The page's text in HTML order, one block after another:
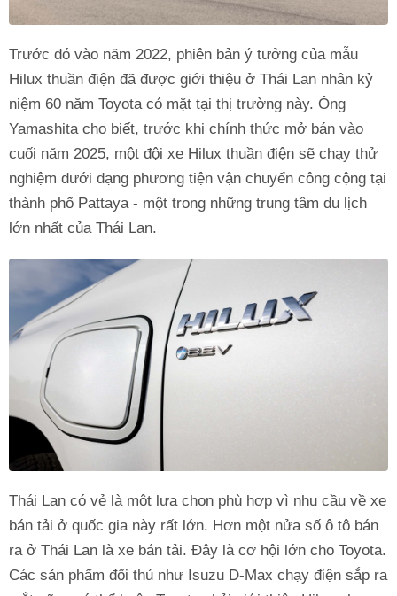
Trước đó vào năm 2022, phiên bản ý tưởng của mẫu
Hilux thuần điện đã được giới thiệu ở Thái Lan nhân kỷ
niệm 60 năm Toyota có mặt tại thị trường này. Ông
Yamashita cho biết, trước khi chính thức mở bán vào
cuối năm 2025, một đội xe Hilux thuần điện sẽ chạy thử
nghiệm dưới dạng phương tiện vận chuyển công cộng tại
thành phố Pattaya - một trong những trung tâm du lịch
lớn nhất của Thái Lan.
Thái Lan có vẻ là một lựa chọn phù hợp vì nhu cầu về xe
bán tải ở quốc gia này rất lớn. Hơn một nửa số ô tô bán
ra ở Thái Lan là xe bán tải. Đây là cơ hội lớn cho Toyota.
Các sản phẩm đối thủ như Isuzu D-Max chạy điện sắp ra